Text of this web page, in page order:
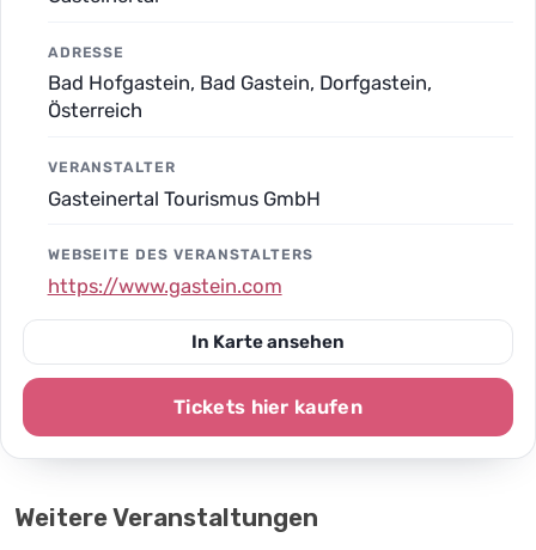
ADRESSE
Bad Hofgastein, Bad Gastein, Dorfgastein,
Österreich
VERANSTALTER
Gasteinertal Tourismus GmbH
WEBSEITE DES VERANSTALTERS
https://www.gastein.com
In Karte ansehen
Tickets hier kaufen
Weitere Veranstaltungen